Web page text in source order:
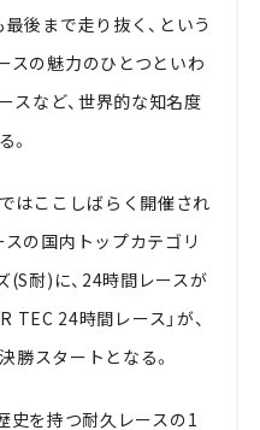
後まで走り抜く、という
スの魅力のひとつといわ
スなど、世界的な知名度
。
はここしばらく開催され
の国内トップカテゴリ
(S耐)に、24時間レースが
TEC 24時間レース」が、
勝スタートとなる。
史を持つ耐久レースの1